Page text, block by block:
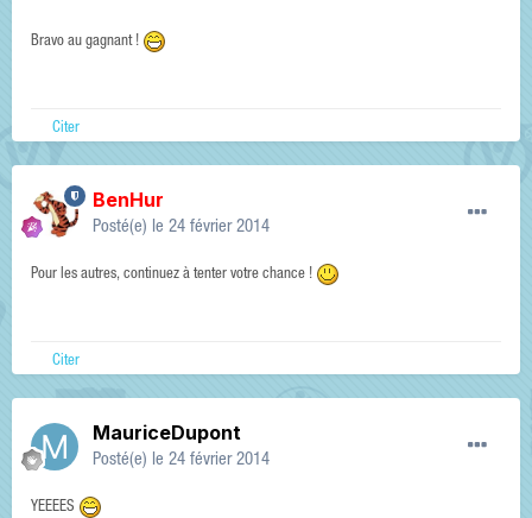
Bravo au gagnant !
Citer
BenHur
Posté(e) le 24 février 2014
Pour les autres, continuez à tenter votre chance !
Citer
MauriceDupont
Posté(e) le 24 février 2014
YEEEES